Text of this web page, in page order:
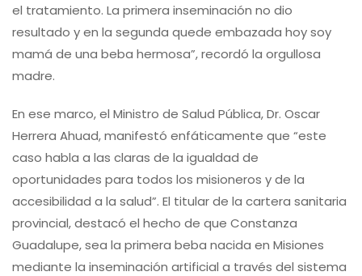
el tratamiento. La primera inseminación no dio
resultado y en la segunda quede embazada hoy soy
mamá de una beba hermosa”, recordó la orgullosa
madre.
En ese marco, el Ministro de Salud Pública, Dr. Oscar
Herrera Ahuad, manifestó enfáticamente que “este
caso habla a las claras de la igualdad de
oportunidades para todos los misioneros y de la
accesibilidad a la salud”. El titular de la cartera sanitaria
provincial, destacó el hecho de que Constanza
Guadalupe, sea la primera beba nacida en Misiones
mediante la inseminación artificial a través del sistema